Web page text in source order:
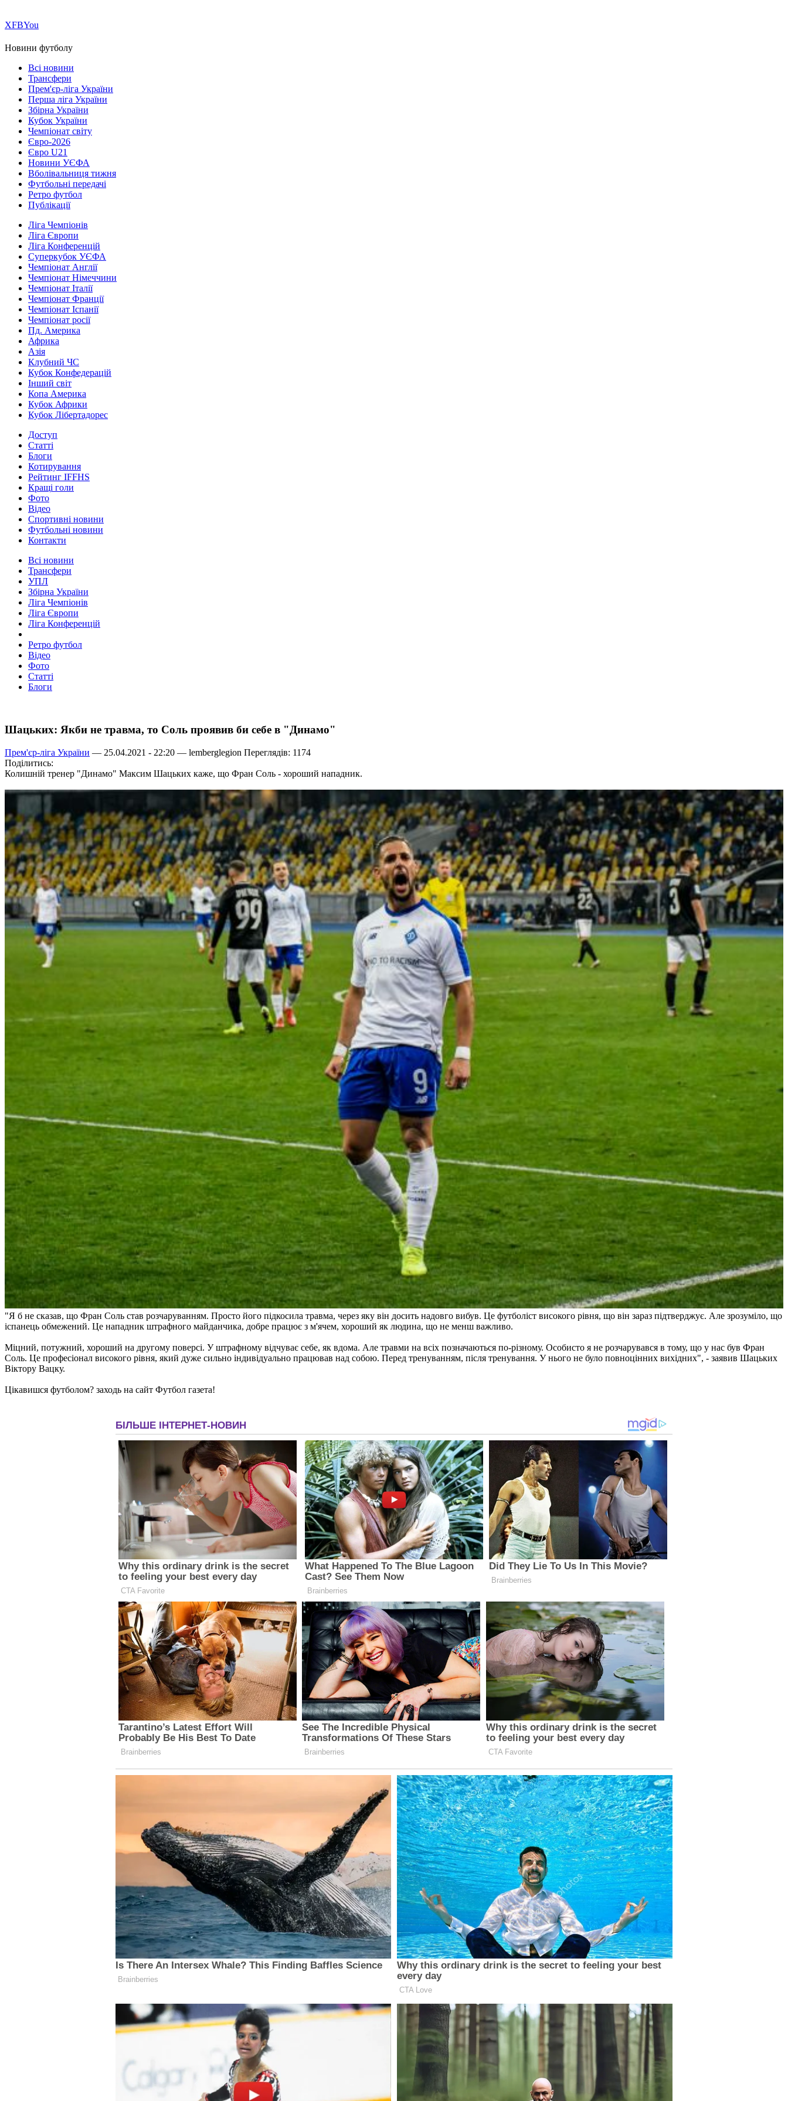
ХFBYou
Новини футболу
Всі новини
Трансфери
Прем'єр-ліга України
Перша ліга України
Збірна України
Кубок України
Чемпіонат світу
Євро-2026
Євро U21
Новини УЄФА
Вболівальниця тижня
Футбольні передачі
Ретро футбол
Публікації
Ліга Чемпіонів
Ліга Європи
Ліга Конференцій
Суперкубок УЄФА
Чемпіонат Англії
Чемпіонат Німеччини
Чемпіонат Італії
Чемпіонат Франції
Чемпіонат Іспанії
Чемпіонат росії
Пд. Америка
Африка
Азія
Клубний ЧС
Кубок Конфедерацій
Інший світ
Копа Америка
Кубок Африки
Кубок Лібертадорес
Доступ
Статті
Блоги
Котирування
Рейтинг IFFHS
Кращі голи
Фото
Відео
Спортивні новини
Футбольні новини
Контакти
Всі новини
Трансфери
УПЛ
Збірна України
Ліга Чемпіонів
Ліга Європи
Ліга Конференцій
Ретро футбол
Відео
Фото
Статті
Блоги
Шацьких: Якби не травма, то Соль проявив би себе в "Динамо"
Прем'єр-ліга України — 25.04.2021 - 22:20 — lemberglegion Переглядів: 1174
Поділитись:
Колишній тренер "Динамо" Максим Шацьких каже, що Фран Соль - хороший нападник.
"Я б не сказав, що Фран Соль став розчаруванням. Просто його підкосила травма, через яку він досить надовго вибув. Це футболіст високого рівня, що він зараз підтверджує. Але зрозуміло, що
іспанець обмежений. Це нападник штрафного майданчика, добре працює з м'ячем, хороший як людина, що не менш важливо.
Міцний, потужний, хороший на другому поверсі. У штрафному відчуває себе, як вдома. Але травми на всіх позначаються по-різному. Особисто я не розчарувався в тому, що у нас був Фран
Соль. Це професіонал високого рівня, який дуже сильно індивідуально працював над собою. Перед тренуванням, після тренування. У нього не було повноцінних вихідних", - заявив Шацьких
Віктору Вацку.
Цікавишся футболом? заходь на сайт Футбол газета!